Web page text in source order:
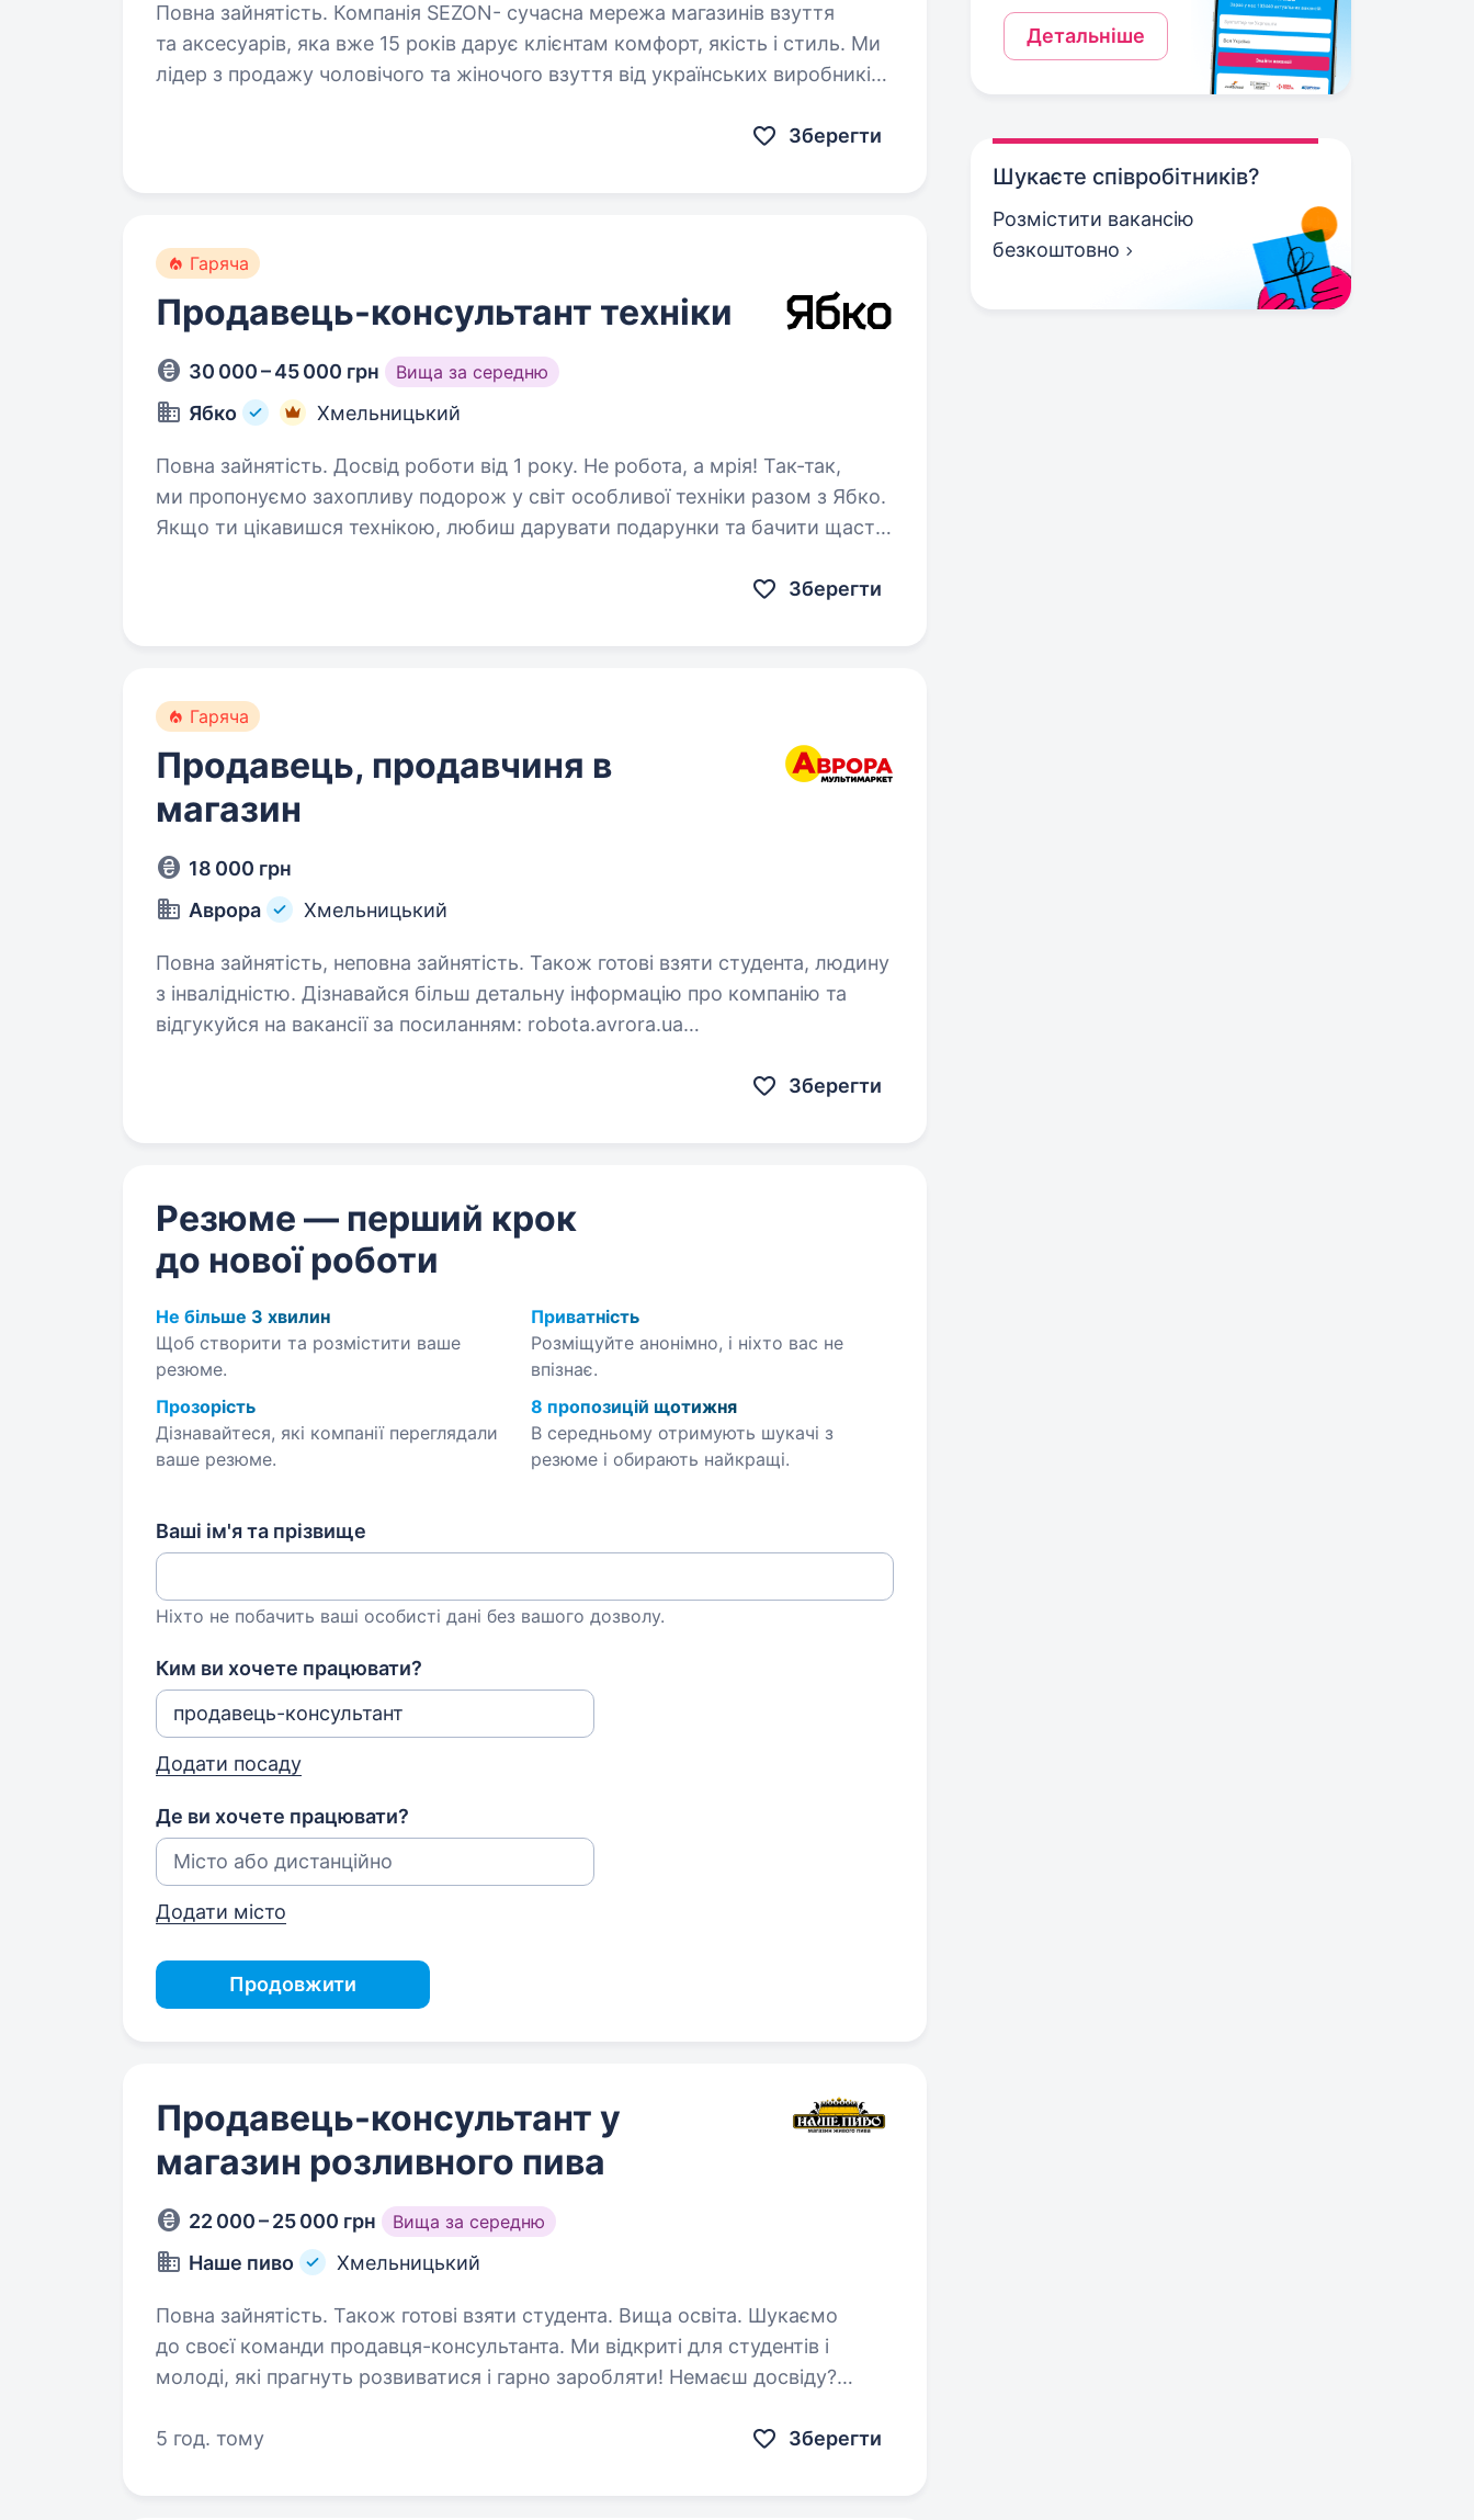
Повна зайнятість. Компанія SEZON- сучасна мережа магазинів взуття
та аксесуарів, яка вже 15 років дарує клієнтам комфорт, якість і стиль. Ми
лідер з продажу чоловічого та жіночого взуття від українських виробників
Зберегти
Гаряча
Продавець-консультант техніки
30 000 – 45 000 грн Вища за середню
Ябко Хмельницький
Повна зайнятість. Досвід роботи від 1 року. Не робота, а мрія! Так-так,
ми пропонуємо захопливу подорож у світ особливої техніки разом з Ябко.
Якщо ти цікавишся технікою, любиш дарувати подарунки та бачити щастя
Зберегти
Гаряча
Продавець, продавчиня в
магазин
18 000 грн
Аврора
Хмельницький
Повна зайнятість, неповна зайнятість. Також готові взяти студента, людину
з інвалідністю. Дізнавайся більш детальну інформацію про компанію та
відгукуйся на вакансії за посиланням: robota.avrora.ua
Зберегти
Резюме — перший крок
до нової роботи
Не більше 3 хвилин
Щоб створити та розмістити ваше
резюме.
Приватність
Розміщуйте анонімно, і ніхто вас не
впізнає.
Прозорість
Дізнавайтеся, які компанії переглядали
ваше резюме.
8 пропозицій щотижня
В середньому отримують шукачі з
резюме і обирають найкращі.
Ваші ім'я та прізвище
Ніхто не побачить ваші особисті дані без вашого дозволу.
Ким ви хочете працювати?
Додати посаду
Де ви хочете працювати?
Додати місто
Продовжити
Продавець-консультант у
магазин розливного пива
22 000 – 25 000 грн Вища за середню
Наше пиво Хмельницький
Повна зайнятість. Також готові взяти студента. Вища освіта. Шукаємо
до своєї команди продавця-консультанта. Ми відкриті для студентів і
молоді, які прагнуть розвиватися і гарно заробляти! Немаєш досвіду?
стажування…
5 год. тому Зберегти
Детальніше
Шукаєте співробітників?
Розмістити вакансію
безкоштовно